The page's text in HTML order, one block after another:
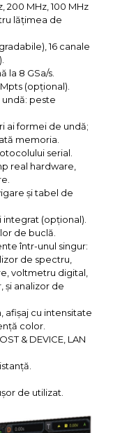
200 MHz, 100 MHz
lățimea de
16 canale
la 8 GSa/s.
(opțional).
peste
ai formei de undă;
memoria.
serial.
real hardware,
și tabel de
integrat (opțional).
de buclă.
într-unul singur:
de spectru,
voltmetru digital,
și analizor de
afișaj cu intensitate
color.
& DEVICE, LAN
de utilizat.